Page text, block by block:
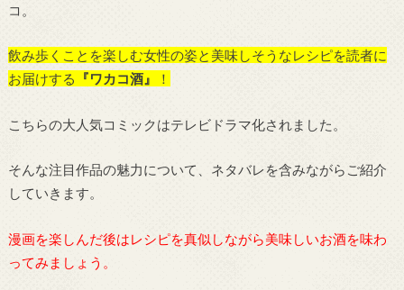
コ。
飲み歩くことを楽しむ女性の姿と美味しそうなレシピを読者に
お届けする
『ワカコ酒』 ！
こちらの大人気コミックはテレビドラマ化されました。
そんな注目作品の魅力について、ネタバレを含みながらご紹介
していきます。
漫画を楽しんだ後はレシピを真似しながら美味しいお酒を味わ
ってみましょう。